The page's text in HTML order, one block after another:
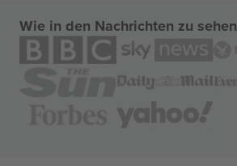
Wie in den Nachrichten zu sehen